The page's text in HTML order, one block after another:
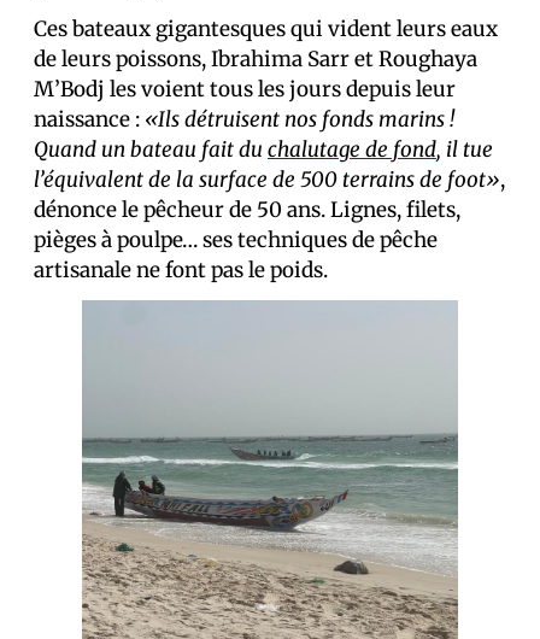
Ces bateaux gigantesques qui vident leurs eaux
de leurs poissons, Ibrahima Sarr et Roughaya
M’Bodj les voient tous les jours depuis leur
naissance : «Ils détruisent nos fonds marins !
Quand un bateau fait du chalutage de fond, il tue
l’équivalent de la surface de 500 terrains de foot»,
dénonce le pêcheur de 50 ans. Lignes, filets,
pièges à poulpe… ses techniques de pêche
artisanale ne font pas le poids.